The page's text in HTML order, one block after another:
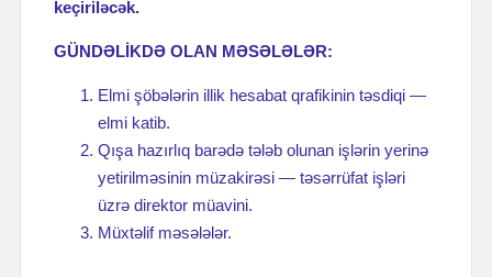
keçiriləcək.
GÜNDƏLİKDƏ OLAN MƏSƏLƏLƏR:
Elmi şöbələrin illik hesabat qrafikinin təsdiqi —
elmi katib.
Qışa hazırlıq barədə tələb olunan işlərin yerinə
yetirilməsinin müzakirəsi — təsərrüfat işləri
üzrə direktor müavini.
Müxtəlif məsələlər.